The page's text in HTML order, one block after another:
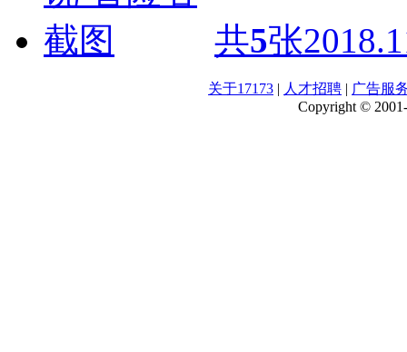
共5张
关于17173 | 人才招聘 | 广告服
Copyright ©